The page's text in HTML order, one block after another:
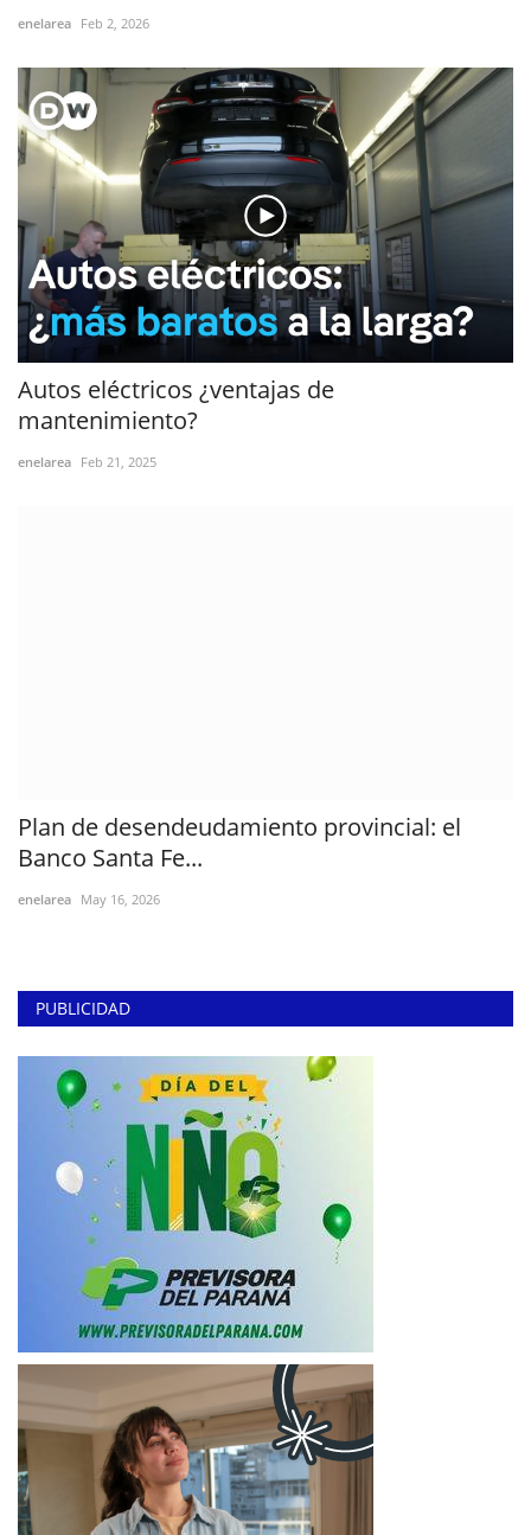
enelarea Feb 2, 2026
Autos eléctricos ¿ventajas de
mantenimiento?
enelarea Feb 21, 2025
Plan de desendeudamiento provincial: el
Banco Santa Fe...
enelarea May 16, 2026
PUBLICIDAD